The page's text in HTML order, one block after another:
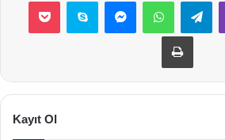
Yazdır
Kayıt Ol